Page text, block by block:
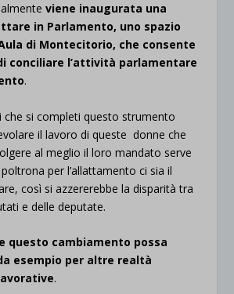
viene inaugurata una
in Parlamento, uno spazio
di Montecitorio, che consente
conciliare l’attività parlamentare
.
che si completi questo strumento
il lavoro di queste donne che
al meglio il loro mandato serve
per l’allattamento ci sia il
così si azzererebbe la disparità tra
e delle deputate.
questo cambiamento possa
esempio per altre realtà
.